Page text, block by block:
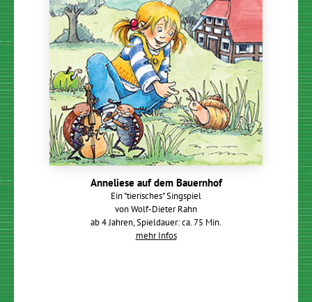
Anneliese auf dem Bauernhof
Ein "tierisches" Singspiel
von Wolf-Dieter Rahn
ab 4 Jahren, Spieldauer: ca. 75 Min.
mehr Infos